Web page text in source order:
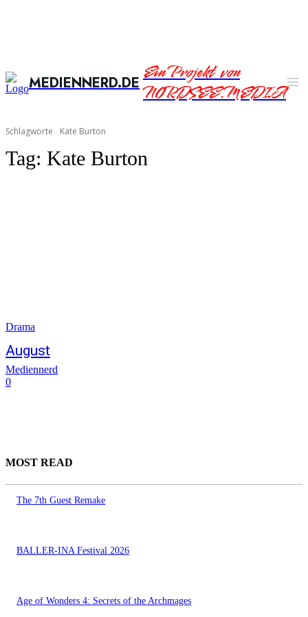
MEDIENNERD.DEEin Projekt von
NORDSEE.MEDIA
Schlagworte Kate Burton
Tag: Kate Burton
Drama
August
Mediennerd
0
MOST READ
The 7th Guest Remake
BALLER-INA Festival 2026
Age of Wonders 4: Secrets of the Archmages